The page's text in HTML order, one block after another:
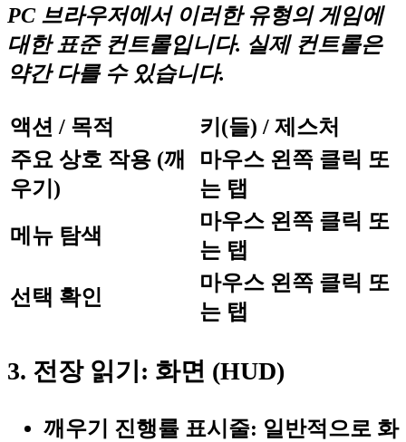
PC 브라우저에서 이러한 유형의 게임에
대한 표준 컨트롤입니다. 실제 컨트롤은
약간 다를 수 있습니다.
액션 / 목적
키(들) / 제스처
주요 상호 작용 (깨
우기)
마우스 왼쪽 클릭 또
는 탭
메뉴 탐색
마우스 왼쪽 클릭 또
는 탭
선택 확인
마우스 왼쪽 클릭 또
는 탭
3. 전장 읽기: 화면 (HUD)
깨우기 진행률 표시줄: 일반적으로 화